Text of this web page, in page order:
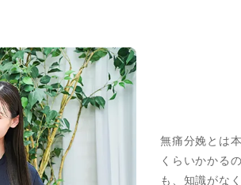
無痛分娩とは
くらいかかる
も、知識がな